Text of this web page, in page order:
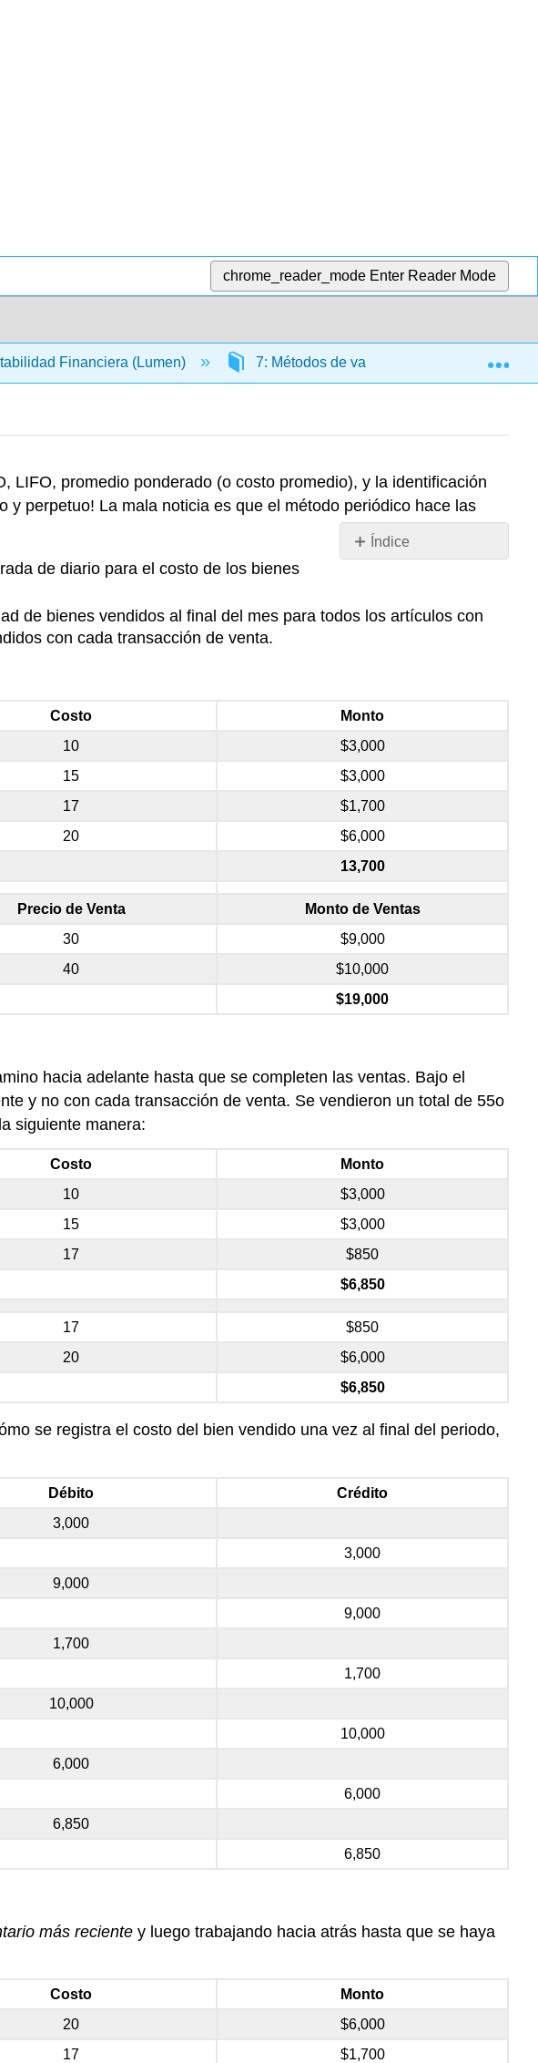
chrome_reader_mode Enter Reader Mode
Financiera (Lumen) 7: Métodos de valoración de inventario
Índice
Sin
LIFO, promedio ponderado (o costo promedio), y la identificación
perpetuo! La mala noticia es que el método periódico hace las
de diario para el costo de los bienes
de bienes vendidos al final del mes para todos los artículos con
con cada transacción de venta.
Costo
Monto
10
$3,000
15
$3,000
17
$1,700
20
$6,000
13,700
Precio de Venta
Monto de Ventas
30
$9,000
40
$10,000
$19,000
hacia adelante hasta que se completen las ventas. Bajo el
y no con cada transacción de venta. Se vendieron un total de 55o
siguiente manera:
Costo
Monto
10
$3,000
15
$3,000
17
$850
$6,850
17
$850
20
$6,000
$6,850
se registra el costo del bien vendido una vez al final del periodo,
Débito
Crédito
3,000
3,000
9,000
9,000
1,700
1,700
10,000
10,000
6,000
6,000
6,850
6,850
más reciente y luego trabajando hacia atrás hasta que se haya
Costo
Monto
20
$6,000
17 $1,700